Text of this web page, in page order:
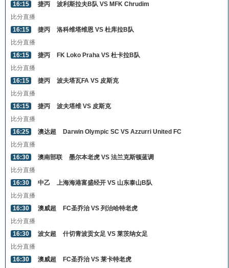
16:15
捷丙
波利斯拉夫B队 VS MFK Chrudim
比分直播
16:15
捷丙
洛科维塔维恩 VS 杜库拉B队
比分直播
16:15
捷丙
FK Loko Praha VS 杜卡拉B队
比分直播
16:15
捷丙
波夫塔瓦FA VS 皮斯克
比分直播
16:15
捷丙
波夫塔维 VS 皮斯克
比分直播
16:25
澳达超
Darwin Olympic SC VS Azzurri United FC
比分直播
16:30
澳南部联
墨尔本老虎 VS 法兰克斯顿蓝调
比分直播
16:30
中乙
上海海港富盛经开 VS 山东泰山B队
比分直播
16:30
澳威超
FC圣乔治 VS 列治哈特老虎
比分直播
16:30
波女超
什切青波贡女足 VS 莱茨纳女足
比分直播
16:30
澳威超
FC圣乔治 VS 莱卡特老虎